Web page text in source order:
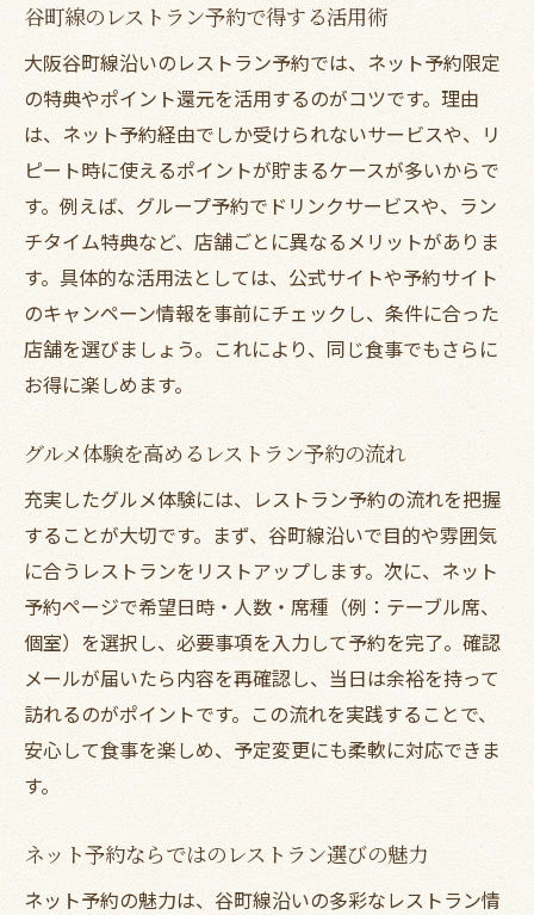
谷町線のレストラン予約で得する活用術
大阪谷町線沿いのレストラン予約では、ネット予約限定
の特典やポイント還元を活用するのがコツです。理由
は、ネット予約経由でしか受けられないサービスや、リ
ピート時に使えるポイントが貯まるケースが多いからで
す。例えば、グループ予約でドリンクサービスや、ラン
チタイム特典など、店舗ごとに異なるメリットがありま
す。具体的な活用法としては、公式サイトや予約サイト
のキャンペーン情報を事前にチェックし、条件に合った
店舗を選びましょう。これにより、同じ食事でもさらに
お得に楽しめます。
グルメ体験を高めるレストラン予約の流れ
充実したグルメ体験には、レストラン予約の流れを把握
することが大切です。まず、谷町線沿いで目的や雰囲気
に合うレストランをリストアップします。次に、ネット
予約ページで希望日時・人数・席種（例：テーブル席、
個室）を選択し、必要事項を入力して予約を完了。確認
メールが届いたら内容を再確認し、当日は余裕を持って
訪れるのがポイントです。この流れを実践することで、
安心して食事を楽しめ、予定変更にも柔軟に対応できま
す。
ネット予約ならではのレストラン選びの魅力
ネット予約の魅力は、谷町線沿いの多彩なレストラン情